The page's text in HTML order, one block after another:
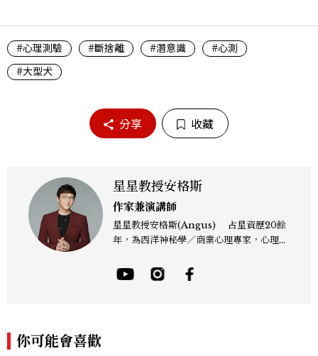
#心理測驗 #斷捨離 #潛意識
#心測
#大型犬
分享 收藏
星星教授安格斯
作家兼演講師
星星教授安格斯(Angus) 占星資歷20餘
年，為西洋神秘學／商業心理專家，心理諮
4年起出書近30本相關著作，專業領域涵蓋
占星星座、塔羅、生命靈數、盧恩符文、色
你可能會喜歡